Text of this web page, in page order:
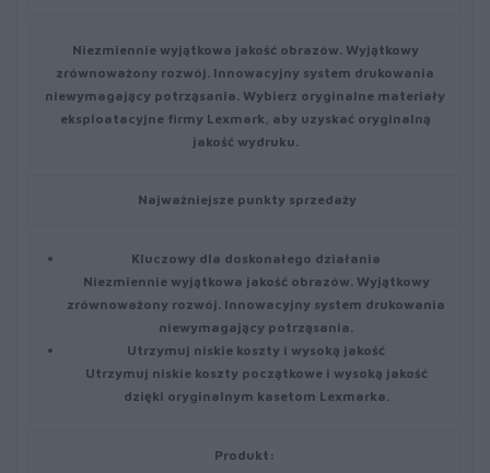
Niezmiennie wyjątkowa jakość obrazów. Wyjątkowy
zrównoważony rozwój. Innowacyjny system drukowania
niewymagający potrząsania. Wybierz oryginalne materiały
eksploatacyjne firmy Lexmark, aby uzyskać oryginalną
jakość wydruku.
Najważniejsze punkty sprzedaży
Kluczowy dla doskonałego działania
Niezmiennie wyjątkowa jakość obrazów. Wyjątkowy
zrównoważony rozwój. Innowacyjny system drukowania
niewymagający potrząsania.
Utrzymuj niskie koszty i wysoką jakość
Utrzymuj niskie koszty początkowe i wysoką jakość
dzięki oryginalnym kasetom Lexmarka.
Produkt: